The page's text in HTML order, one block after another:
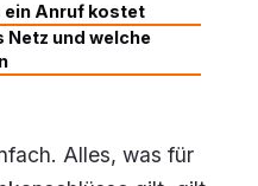
ein Anruf kostet
Netz und welche
Alles, was für